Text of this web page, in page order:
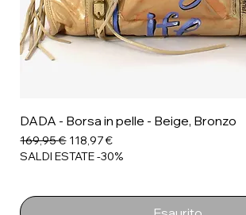
DADA - Borsa in pelle - Beige, Bronzo
Prezzo regolare
169,95 € Prezzo scontato
118,97 €
SALDI ESTATE -30%